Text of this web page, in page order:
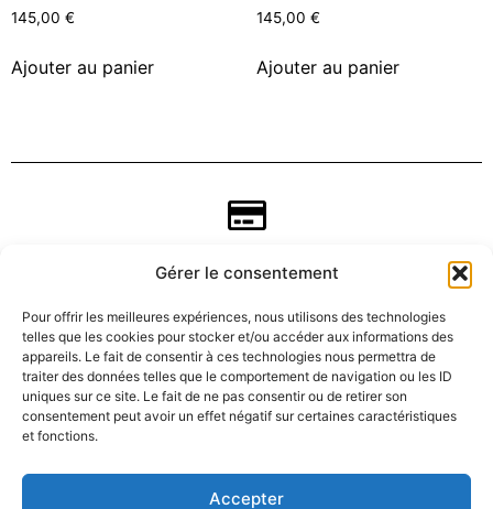
Gérer le consentement
Pour offrir les meilleures expériences, nous utilisons des technologies
telles que les cookies pour stocker et/ou accéder aux informations des
appareils. Le fait de consentir à ces technologies nous permettra de
traiter des données telles que le comportement de navigation ou les ID
uniques sur ce site. Le fait de ne pas consentir ou de retirer son
consentement peut avoir un effet négatif sur certaines caractéristiques
et fonctions.
Accepter
145,00 €
Ajouter au panier
145,00 €
Ajouter au panier
CGV